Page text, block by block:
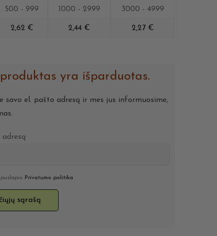
500 - 999 1000 - 2999 3000 - 4999
2,62 € 2,44 € 2,27 €
yra išparduotas.
savo el. pašto adresą ir mes jus informuosime,
Privatumo politika